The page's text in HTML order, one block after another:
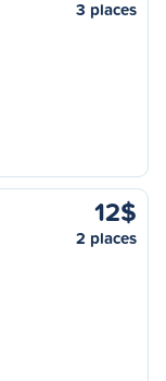
3 places
12$
2 places